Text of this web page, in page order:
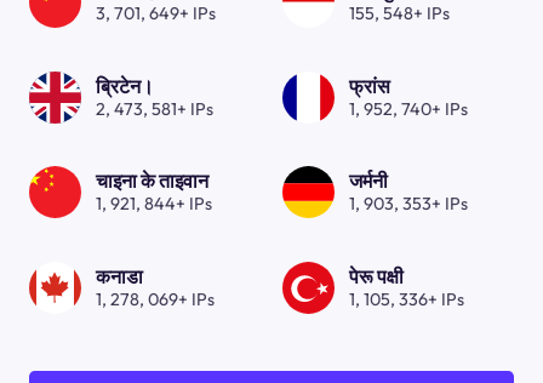
3, 701, 649+ IPs 155, 548+ IPs
ब्रिटेन।
2, 473, 581+ IPs
फ्रांस
1, 952, 740+ IPs
चाइना के ताइवान
1, 921, 844+ IPs
जर्मनी
1, 903, 353+ IPs
कनाडा
1, 278, 069+ IPs
पेरू पक्षी
1, 105, 336+ IPs